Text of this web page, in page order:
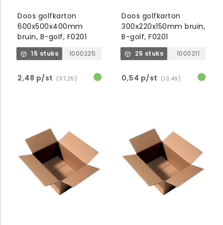
Doos golfkarton
600x500x400mm
bruin, B-golf, F0201
15 stuks 1000225
2,48 p/st (37,25)
Doos golfkarton
300x220x150mm bruin,
B-golf, F0201
25 stuks 1000211
0,54 p/st (13,49)